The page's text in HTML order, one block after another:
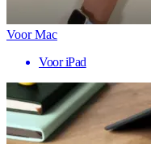
Voor Mac
Voor iPad